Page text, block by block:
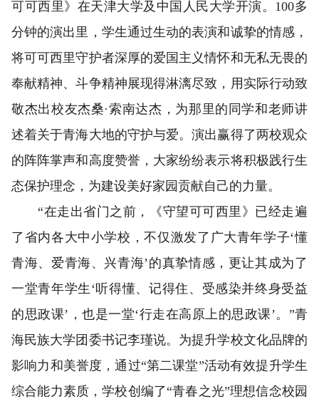
可可西里》在天津大学及中国人民大学开演。100多
分钟的演出里，学生通过生动的表演和诚挚的情感，
将可可西里守护者深厚的爱国主义情怀和无私无畏的
奉献精神、斗争精神展现得淋漓尽致，用实际行动致
敬杰出校友杰桑·索南达杰，为那里的同学和老师讲
述着关于青海大地的守护与爱。演出赢得了两校观众
的阵阵掌声和高度赞誉，大家纷纷表示将积极践行生
态保护理念，为建设美好家园贡献自己的力量。
“在走出省门之前，《守望可可西里》已经走遍
了省内各大中小学校，不仅激发了广大青年学子‘懂
青海、爱青海、兴青海’的真挚情感，更让其成为了
一堂青年学生‘听得懂、记得住、受感染并终身受益
的思政课’，也是一堂‘行走在高原上的思政课’。”青
海民族大学团委书记李瑾说。为提升学校文化品牌的
影响力和美誉度，通过“第二课堂”活动有效提升学生
综合能力素质，学校创编了“青春之光”理想信念校园